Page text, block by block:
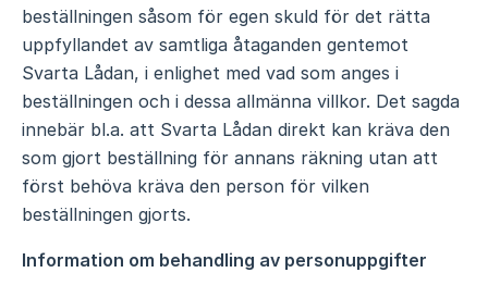
beställningen såsom för egen skuld för det rätta
uppfyllandet av samtliga åtaganden gentemot
Svarta Lådan, i enlighet med vad som anges i
beställningen och i dessa allmänna villkor. Det sagda
innebär bl.a. att Svarta Lådan direkt kan kräva den
som gjort beställning för annans räkning utan att
först behöva kräva den person för vilken
beställningen gjorts.
Information om behandling av personuppgifter